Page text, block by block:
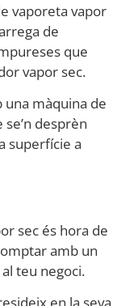
vaporeta vapor
de
que
vapor sec.
una màquina de
desprèn
superfície a
sec és hora de
amb un
teu negoci.